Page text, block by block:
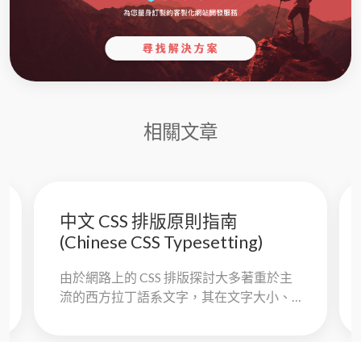
相關文章
中文 CSS 排版原則指南
(Chinese CSS Typesetting)
由於網路上的 CSS 排版探討大多著重於主
流的西方拉丁語系文字，其在文字大小、